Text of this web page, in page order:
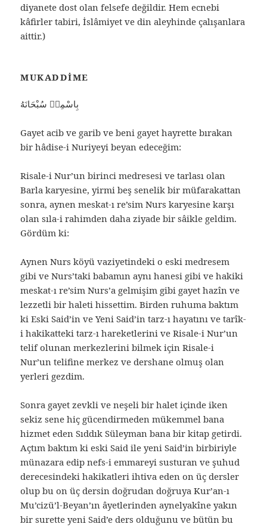
diyanete dost olan felsefe değildir. Hem ecnebi
kâfirler tabiri, İslâmiyet ve din aleyhinde çalışanlara
aittir.)
MUKADDIME
بِاسْمِهٖ سُبْحَانَهُ
Gayet acib ve garib ve beni gayet hayrette bırakan
bir hâdise-i Nuriyeyi beyan edeceğim:
Risale-i Nur’un birinci medresesi ve tarlası olan
Barla karyesine, yirmi beş senelik bir müfarakattan
sonra, aynen meskat-ı re’sim Nurs karyesine karşı
olan sıla-i rahimden daha ziyade bir sâikle geldim.
Gördüm ki:
Aynen Nurs köyü vaziyetindeki o eski medresem
gibi ve Nurs’taki babamın aynı hanesi gibi ve hakiki
meskat-ı re’sim Nurs’a gelmişim gibi gayet hazîn ve
lezzetli bir haleti hissettim. Birden ruhuma baktım
ki Eski Said’in ve Yeni Said’in tarz-ı hayatını ve tarîk-
i hakikatteki tarz-ı hareketlerini ve Risale-i Nur’un
telif olunan merkezlerini bilmek için Risale-i
Nur’un telifine merkez ve dershane olmuş olan
yerleri gezdim.
Sonra gayet zevkli ve neşeli bir halet içinde iken
sekiz sene hiç gücendirmeden mükemmel bana
hizmet eden Sıddık Süleyman bana bir kitap getirdi.
Açtım baktım ki eski Said ile yeni Said’in birbiriyle
münazara edip nefs-i emmareyi susturan ve şuhud
derecesindeki hakikatleri ihtiva eden on üç dersler
olup bu on üç dersin doğrudan doğruya Kur’an-ı
Mu’cizü’l-Beyan’ın âyetlerinden aynelyakîne yakın
bir surette yeni Said’e ders olduğunu ve bütün bu